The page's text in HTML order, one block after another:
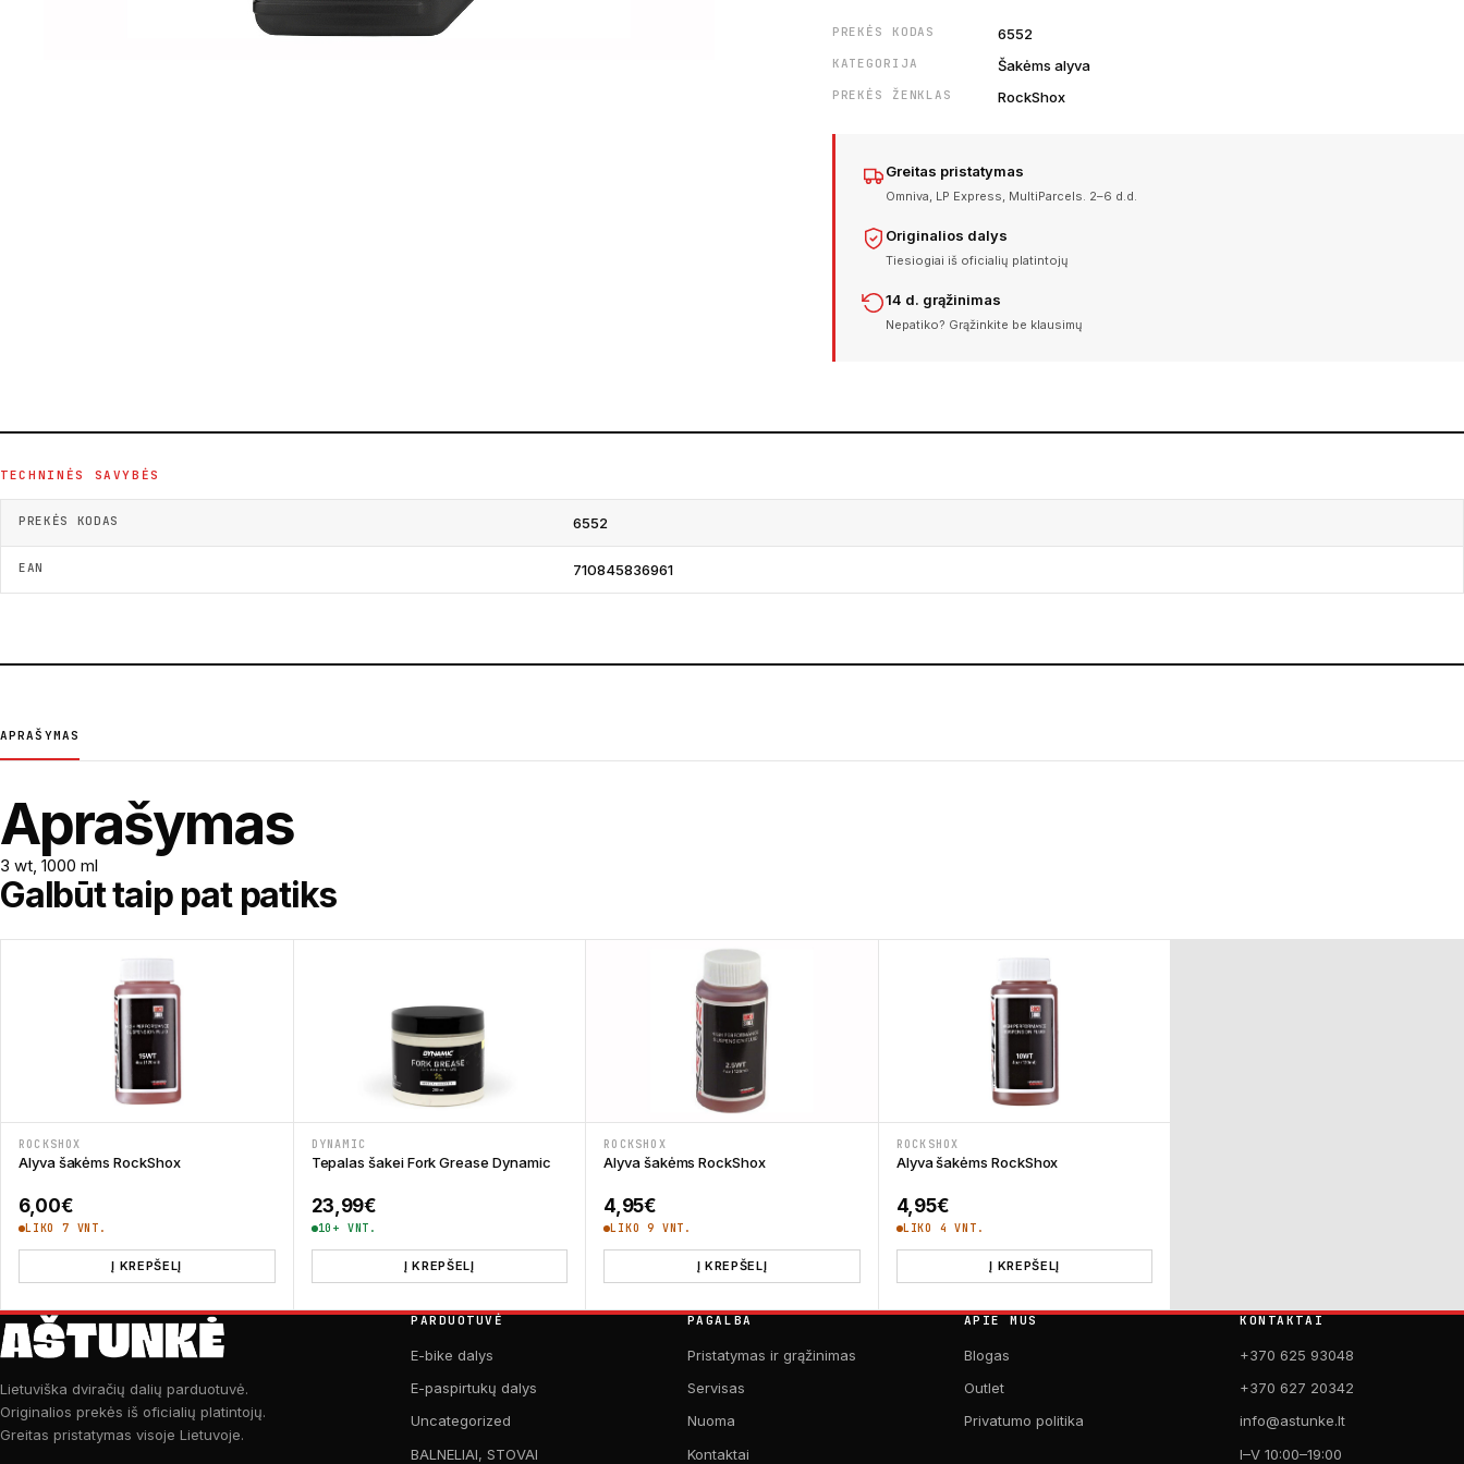
PREKĖS KODAS 6552
KATEGORIJA Šakėms alyva
PREKĖS ŽENKLAS RockShox
Greitas pristatymas
Omniva, LP Express, MultiParcels. 2–6 d.d.
Originalios dalys
Tiesiogiai iš oficialių platintojų
14 d. grąžinimas
Nepatiko? Grąžinkite be klausimų
TECHNINĖS SAVYBĖS
PREKĖS KODAS 6552
EAN 710845836961
APRAŠYMAS
Aprašymas
3 wt, 1000 ml
Galbūt taip pat patiks
ROCKSHOX
Alyva šakėms RockShox
6,00€
LIKO 7 VNT.
Į KREPŠELĮ
DYNAMIC
Tepalas šakei Fork Grease Dynamic
23,99€
10+ VNT.
Į KREPŠELĮ
ROCKSHOX
Alyva šakėms RockShox
4,95€
LIKO 9 VNT.
Į KREPŠELĮ
ROCKSHOX
Alyva šakėms RockShox
4,95€
LIKO 4 VNT.
Į KREPŠELĮ
Lietuviška dviračių dalių parduotuvė.
Originalios prekės iš oficialių platintojų.
Greitas pristatymas visoje Lietuvoje.
PARDUOTUVĖ
E-bike dalys
E-paspirtukų dalys
Uncategorized
BALNELIAI, STOVAI
PAGALBA
Pristatymas ir grąžinimas
Servisas
Nuoma
Kontaktai
APIE MUS
Blogas
Outlet
Privatumo politika
KONTAKTAI
+370 625 93048
+370 627 20342
info@astunke.lt
I–V 10:00–19:00